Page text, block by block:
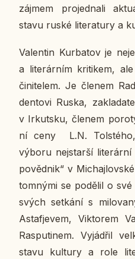
zájmem pro­jed­na­li
stavu ruské li­te­ra­tu­ry a
Va­len­tin Kur­ba­tov je
a li­te­rár­ním kri­ti­kem,
či­ni­te­lem. Je členem
den­to­vi Ruska,
v Ir­kut­sku, členem
ní ceny L.N.
výboru nej­star­ší
po­věd­nik“ v
tom­ný­mi se po­dě­lil o
svých se­tká­ní s
As­t­a­fje­vem, Vik­to­rem
Raspu­ti­nem. Vy­já­d­řil
stavu kul­tu­ry a role